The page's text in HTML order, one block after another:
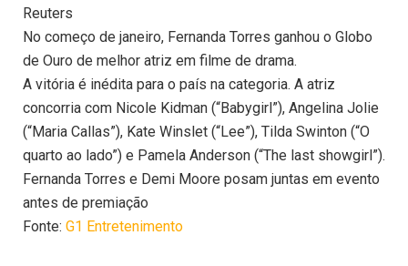
Reuters
No começo de janeiro, Fernanda Torres ganhou o Globo
de Ouro de melhor atriz em filme de drama.
A vitória é inédita para o país na categoria. A atriz
concorria com Nicole Kidman (“Babygirl”), Angelina Jolie
(“Maria Callas”), Kate Winslet (“Lee”), Tilda Swinton (“O
quarto ao lado”) e Pamela Anderson (“The last showgirl”).
Fernanda Torres e Demi Moore posam juntas em evento
antes de premiação
Fonte: G1 Entretenimento